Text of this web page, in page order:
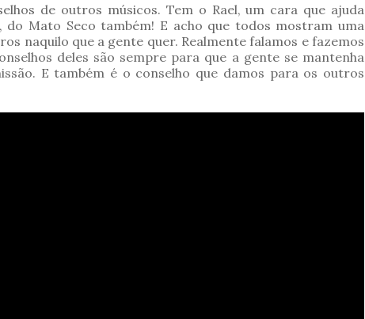
de outros músicos. Tem o Rael, um cara que ajuda
Mato Seco também! E acho que todos mostram uma
naquilo que a gente quer. Realmente falamos e fazemos
deles são sempre para que a gente se mantenha
E também é o conselho que damos para os outros